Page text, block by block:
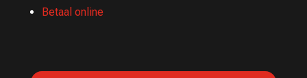
Betaal online